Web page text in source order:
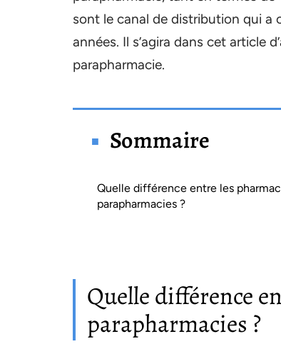
sont le canal de distribution qui a
années. Il s’agira dans cet article
parapharmacie.
Sommaire
Quelle différence entre les
parapharmacies ?
Quelle différence
parapharmacies ?